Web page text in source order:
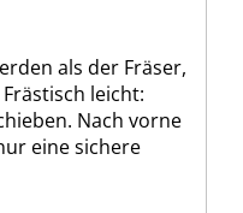
als der Fräser,
leicht:
Nach vorne
eine sichere